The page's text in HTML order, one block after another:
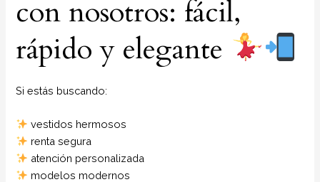
con nosotros: fácil,
rápido y elegante
Si estás buscando:
vestidos hermosos
renta segura
atención personalizada
modelos modernos